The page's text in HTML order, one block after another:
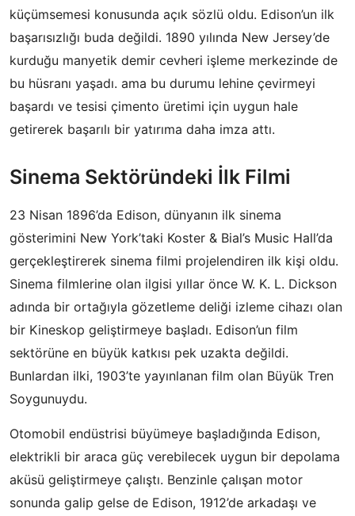
küçümsemesi konusunda açık sözlü oldu. Edison’un ilk
başarısızlığı buda değildi. 1890 yılında New Jersey’de
kurduğu manyetik demir cevheri işleme merkezinde de
bu hüsranı yaşadı. ama bu durumu lehine çevirmeyi
başardı ve tesisi çimento üretimi için uygun hale
getirerek başarılı bir yatırıma daha imza attı.
Sinema Sektöründeki İlk Filmi
23 Nisan 1896’da Edison, dünyanın ilk sinema
gösterimini New York’taki Koster & Bial’s Music Hall’da
gerçekleştirerek sinema filmi projelendiren ilk kişi oldu.
Sinema filmlerine olan ilgisi yıllar önce W. K. L. Dickson
adında bir ortağıyla gözetleme deliği izleme cihazı olan
bir Kineskop geliştirmeye başladı. Edison’un film
sektörüne en büyük katkısı pek uzakta değildi.
Bunlardan ilki, 1903’te yayınlanan film olan Büyük Tren
Soygunuydu.
Otomobil endüstrisi büyümeye başladığında Edison,
elektrikli bir araca güç verebilecek uygun bir depolama
aküsü geliştirmeye çalıştı. Benzinle çalışan motor
sonunda galip gelse de Edison, 1912’de arkadaşı ve